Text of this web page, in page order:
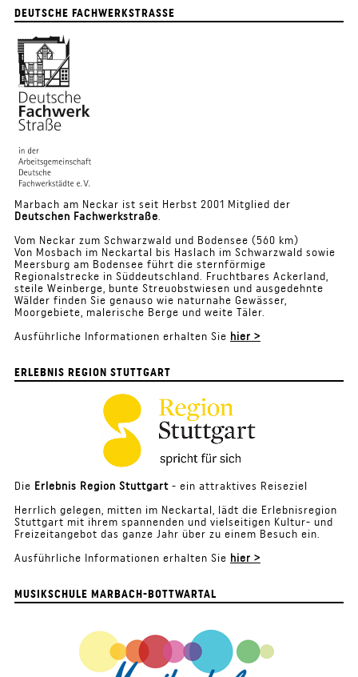
DEUTSCHE FACHWERKSTRASSE
Marbach am Neckar ist seit Herbst 2001 Mitglied der
Deutschen Fachwerkstraße
Vom Neckar zum Schwarzwald und Bodensee (560 km)
Von Mosbach im Neckartal bis Haslach im Schwarzwald sowie
Meersburg am Bodensee führt die sternförmige
Regionalstrecke in Süddeutschland. Fruchtbares Ackerland,
steile Weinberge, bunte Streuobstwiesen und ausgedehnte
Wälder finden Sie genauso wie naturnahe Gewässer,
Moorgebiete, malerische Berge und weite Täler.
Ausführliche Informationen erhalten Sie hier >
ERLEBNIS REGION STUTTGART
Die Erlebnis Region Stuttgart- ein attraktives Reiseziel
Herrlich gelegen, mitten im Neckartal, lädt die Erlebnisregion
Stuttgart mit ihrem spannenden und vielseitigen Kultur- und
Freizeitangebot das ganze Jahr über zu einem Besuch ein.
Ausführliche Informationen erhalten Sie hier >
MUSIKSCHULE MARBACH-BOTTWARTAL